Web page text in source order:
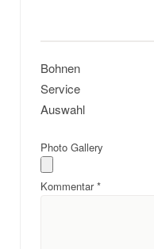
Bohnen
Service
Auswahl
Photo Gallery
Kommentar*